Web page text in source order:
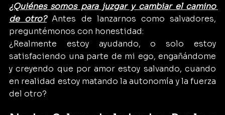
¿Quiénes somos para juzgar y cambiar el camino
de otro? Antes de lanzarnos como salvadores,
preguntémonos con honestidad:
¿Realmente estoy ayudando, o solo estoy
satisfaciendo una parte de mi ego, engañándome
y creyendo que por amor estoy salvando, cuando
en realidad estoy matando la autonomía y la fuerza
del otro?